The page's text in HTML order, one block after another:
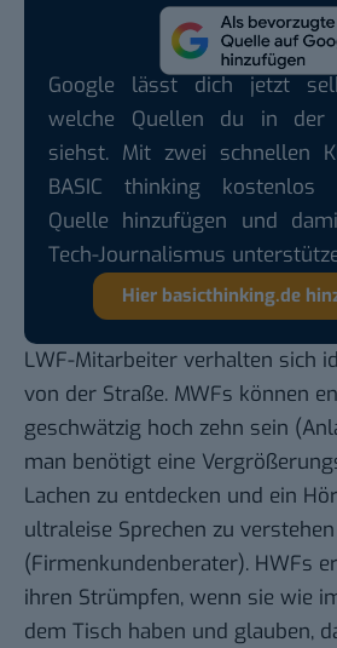
Google lässt dich jetzt
welche Quellen du in der
siehst. Mit zwei schnellen
BASIC thinking kostenlos
Quelle hinzufügen und
Tech-Journalismus
Hier basicthinking.de
LWF-Mitarbeiter verhalten sich
von der Straße. MWFs können
geschwätzig hoch zehn sein
man benötigt eine
Lachen zu entdecken und ein
ultraleise Sprechen zu verstehen
(Firmenkundenberater). HWFs
ihren Strümpfen, wenn sie wie
dem Tisch haben und glauben,